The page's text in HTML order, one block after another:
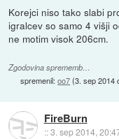
Korejci niso tako slabi
igralcev so samo 4 višji
ne motim visok 206cm.
Zgodovina sprememb…
spremenil:oo7(3. sep 2014
FireBurn
::3. sep 2014,